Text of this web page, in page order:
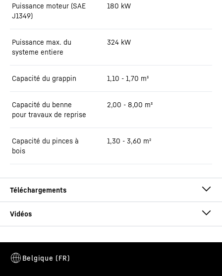
Puissance moteur (SAE
J1349)
180 kW
Puissance max. du
systeme entiere
324 kW
Capacité du grappin 1,10 - 1,70 m³
Capacité du benne
pour travaux de reprise
2,00 - 8,00 m³
Capacité du pinces à
bois
1,30 - 3,60 m²
Brochure LH 60 Industry Litronic
Cette vidéo est fournie par Google*. Lorsque vous chargez cette
vidéo, vos données, y compris votre adresse IP, sont transmises à